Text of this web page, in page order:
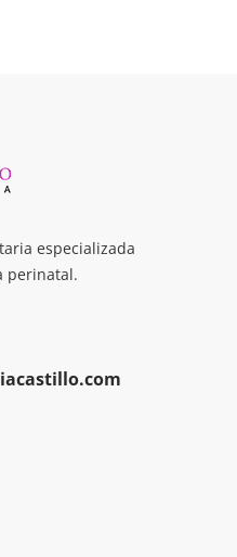
especializada
perinatal.